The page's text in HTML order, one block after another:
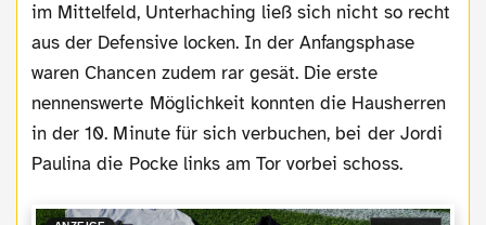
im Mittelfeld, Unterhaching ließ sich nicht so recht
aus der Defensive locken. In der Anfangsphase
waren Chancen zudem rar gesät. Die erste
nennenswerte Möglichkeit konnten die Hausherren
in der 10. Minute für sich verbuchen, bei der Jordi
Paulina die Pocke links am Tor vorbei schoss.